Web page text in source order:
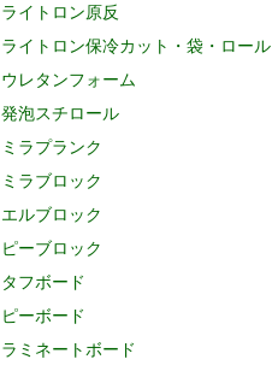
ライトロン原反
ライトロン保冷カット・袋・ロール
ウレタンフォーム
発泡スチロール
ミラプランク
ミラブロック
エルブロック
ピーブロック
タフボード
ピーボード
ラミネートボード